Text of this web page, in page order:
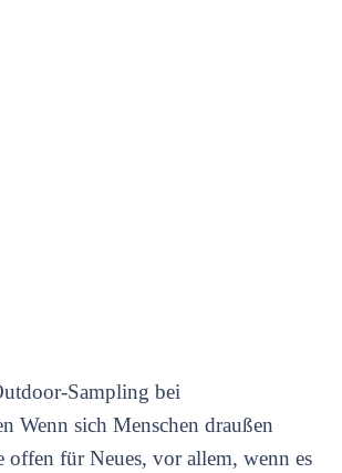
Sampling bei
Wenn sich Menschen draußen
offen für Neues, vor allem, wenn es